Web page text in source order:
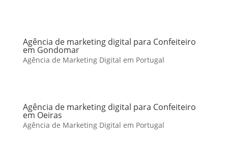
Agência de marketing digital para Confeiteiro
em Gondomar
Agência de Marketing Digital em Portugal
Agência de marketing digital para Confeiteiro
em Oeiras
Agência de Marketing Digital em Portugal